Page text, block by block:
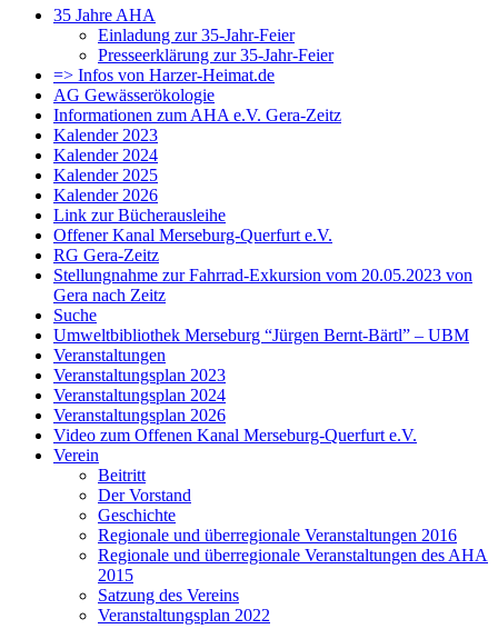
35 Jahre AHA
Einladung zur 35-Jahr-Feier
Presseerklärung zur 35-Jahr-Feier
=> Infos von Harzer-Heimat.de
AG Gewässerökologie
Informationen zum AHA e.V. Gera-Zeitz
Kalender 2023
Kalender 2024
Kalender 2025
Kalender 2026
Link zur Bücherausleihe
Offener Kanal Merseburg-Querfurt e.V.
RG Gera-Zeitz
Stellungnahme zur Fahrrad-Exkursion vom 20.05.2023 von
Gera nach Zeitz
Suche
Umweltbibliothek Merseburg “Jürgen Bernt-Bärtl” – UBM
Veranstaltungen
Veranstaltungsplan 2023
Veranstaltungsplan 2024
Veranstaltungsplan 2026
Video zum Offenen Kanal Merseburg-Querfurt e.V.
Verein
Beitritt
Der Vorstand
Geschichte
Regionale und überregionale Veranstaltungen 2016
Regionale und überregionale Veranstaltungen des AHA
2015
Satzung des Vereins
Veranstaltungsplan 2022